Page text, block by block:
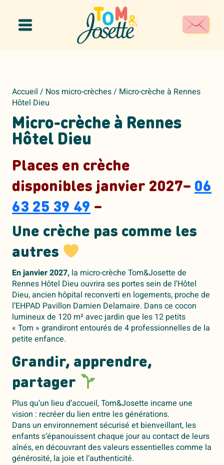
Accueil / Nos micro-crèches/ Micro-crèche à Rennes
Hôtel Dieu
Micro-crèche à Rennes
Hôtel Dieu
Places en crèche
disponibles janvier 2027– 06
63 25 39 49 –
Une crèche pas comme les
autres
En janvier 2027, la micro-crèche Tom&Josette de
Rennes Hôtel Dieu ouvrira ses portessein de l’Hôtel
Dieu, ancien hôpital reconverti en logements, proche de
l’EHPAD Pavillon Damien Delamaire. Dans ce cocon
lumineux de 120 m² avec jardin que les 12 petits
« Tom » grandiront entourés de 4 professionnelles de la
petite enfance.
Grandir, apprendre,
partager
Plus qu’un lieu d’accueil, Tom&Josette incarne une
vision : recréer du lien entre les générations.
Dans un environnement sécurisé et bienveillant, les
enfants s’épanouissent chaque jour au contact de leurs
aînés, en découvrant des valeurs essentielles comme la
générosité, la joie et l’authenticité.
Panneau de gestion des cookies